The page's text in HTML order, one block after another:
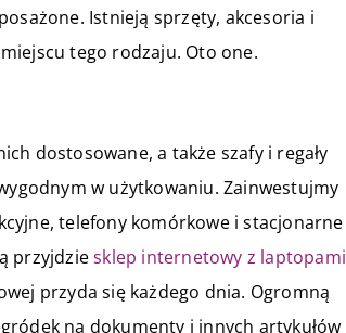
Istnieją sprzęty, akcesoria i
tego rodzaju. Oto one.
dostosowane, a także szafy i regały
w użytkowaniu. Zainwestujmy
telefony komórkowe i stacjonarne
przyjdziesklep internetowy z laptopami
przyda się każdego dnia. Ogromną
na dokumenty i innych artykułów